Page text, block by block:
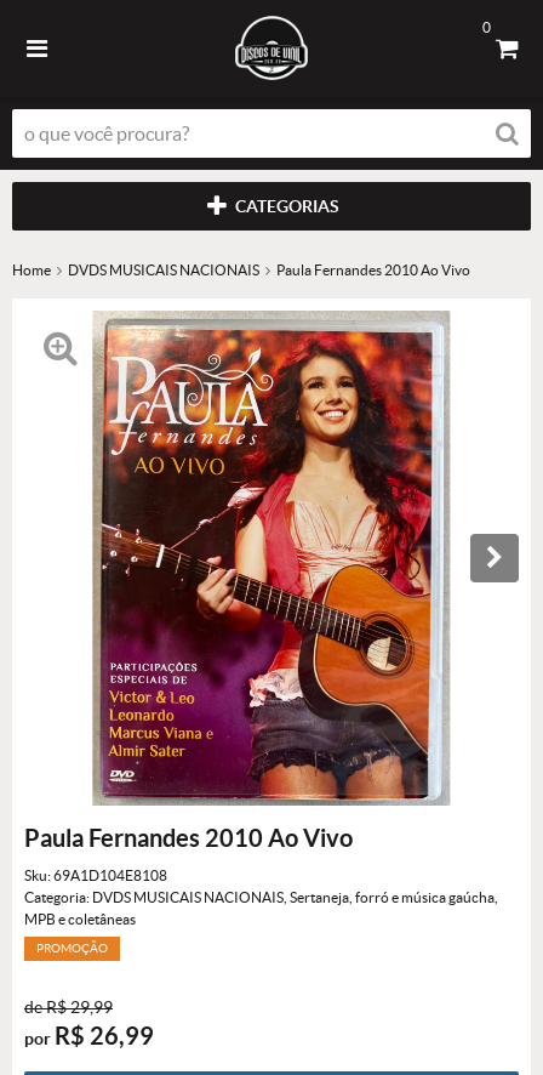
0
CATEGORIAS
Home DVDS MUSICAIS NACIONAIS Paula Fernandes 2010 Ao Vivo
Paula Fernandes 2010 Ao Vivo
Sku:69A1D104E8108
Categoria: DVDS MUSICAIS NACIONAIS Sertaneja, forró e música gaúcha
MPB e coletâneas
PROMOÇÃO
deR$ 29,99
por R$ 26,99